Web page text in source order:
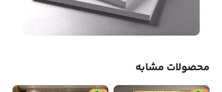
محصولات مشابه